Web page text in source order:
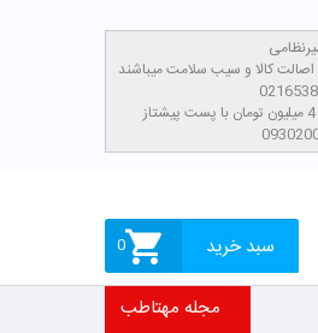
سبد خرید 0
مجله مهتاطب